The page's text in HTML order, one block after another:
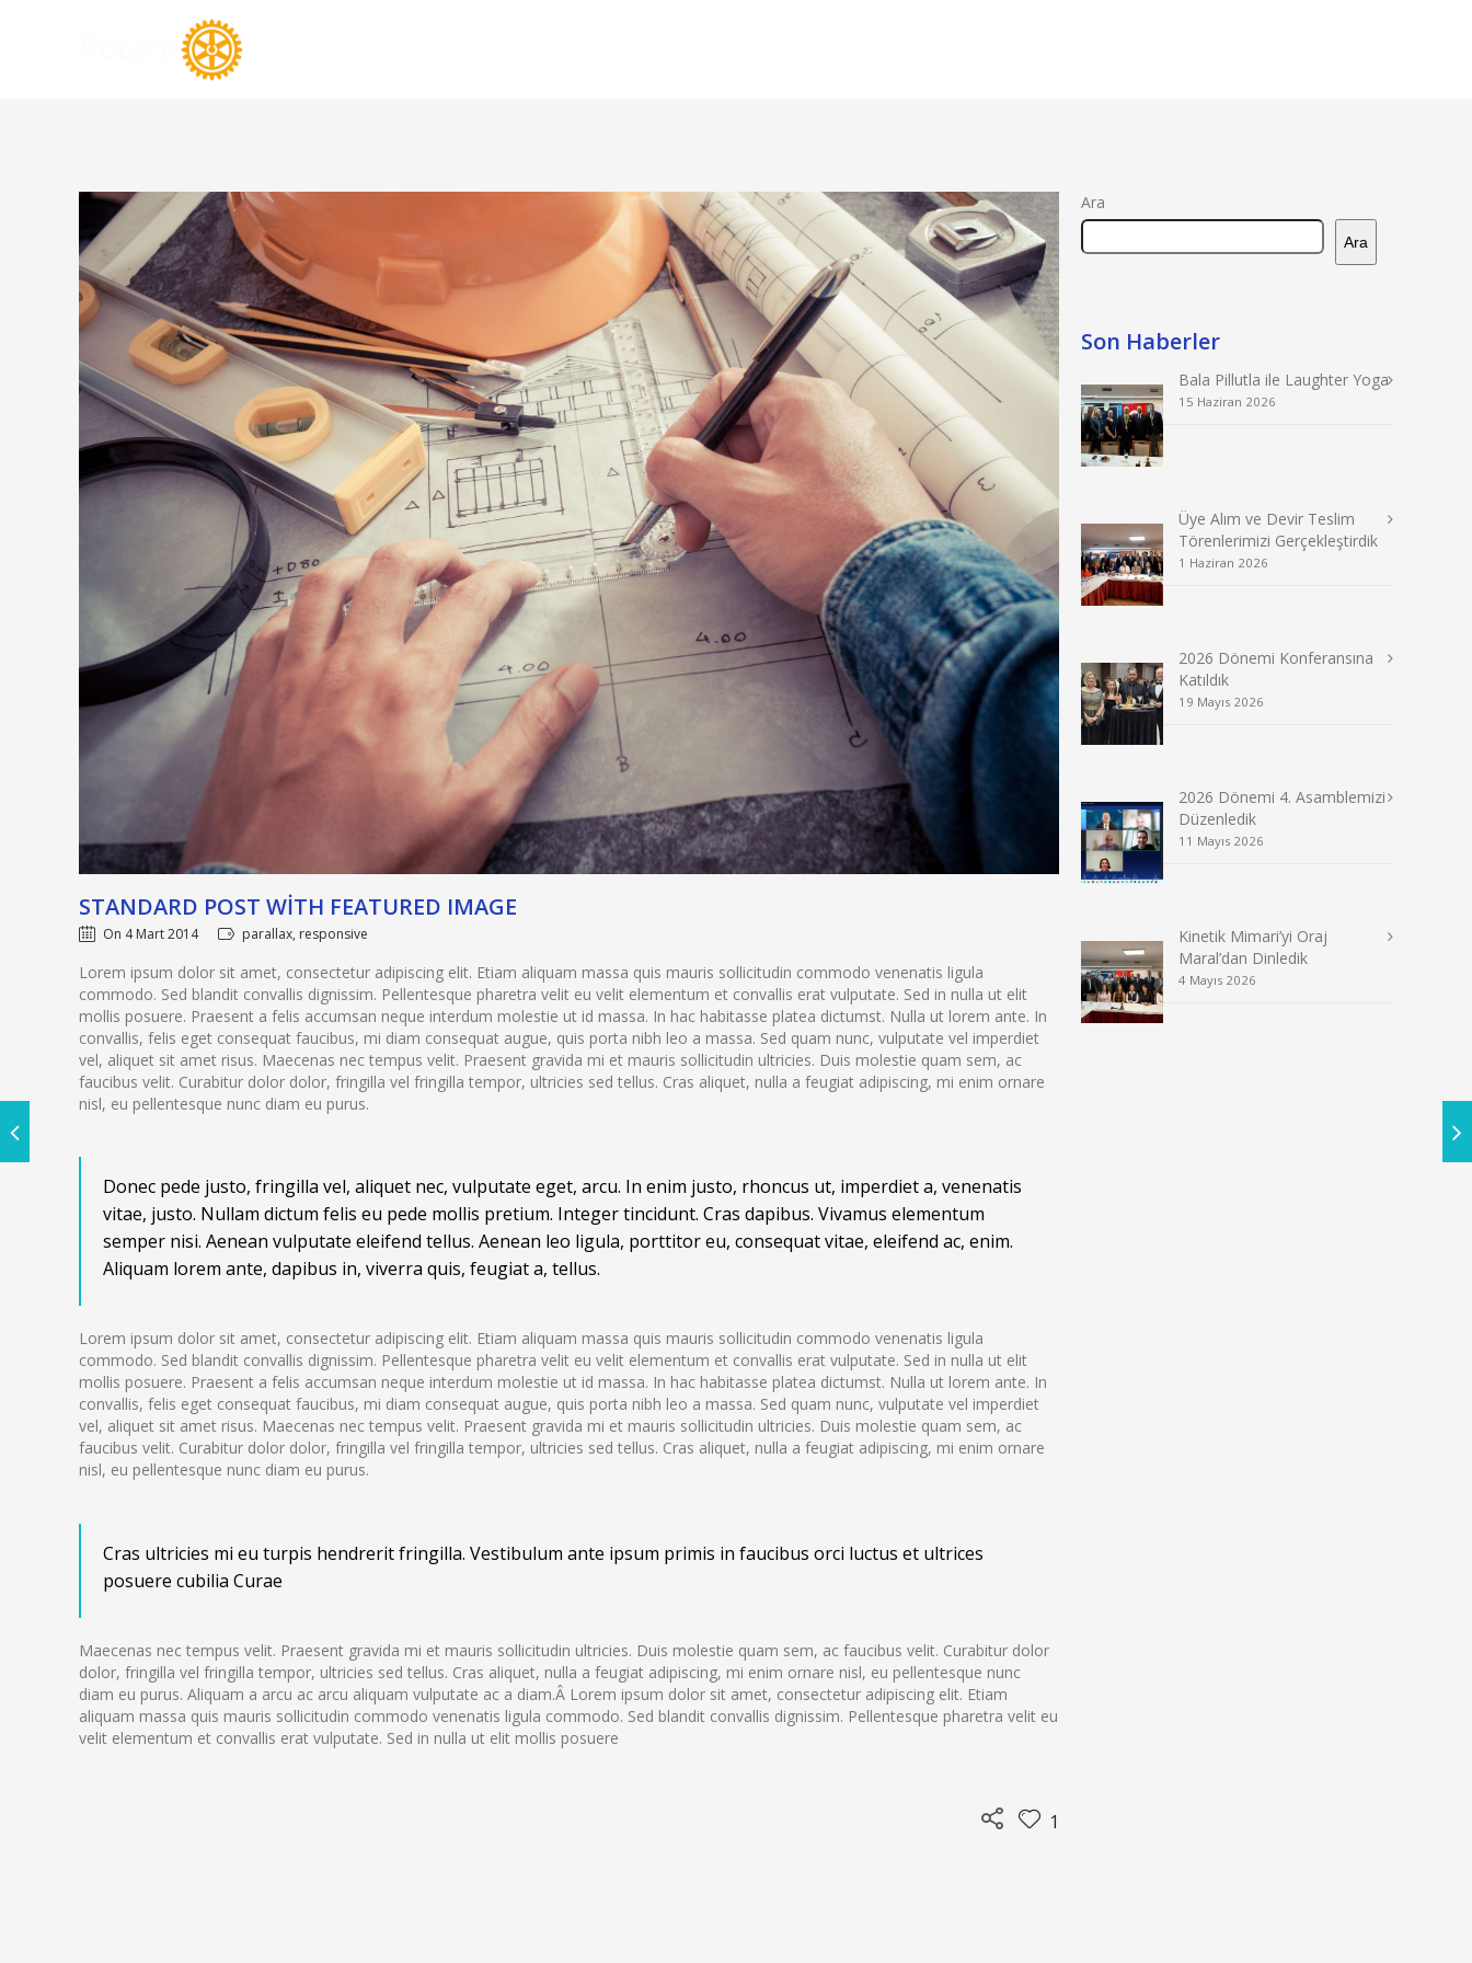
STANDARD POST WITH FEATURED IMAGE
On 4 Mart 2014 parallax, responsive
Lorem ipsum dolor sit amet, consectetur adipiscing elit. Etiam aliquam massa quis mauris sollicitudin commodo venenatis ligula
commodo. Sed blandit convallis dignissim. Pellentesque pharetra velit eu velit elementum et convallis erat vulputate. Sed in nulla ut elit
mollis posuere. Praesent a felis accumsan neque interdum molestie ut id massa. In hac habitasse platea dictumst. Nulla ut lorem ante. In
convallis, felis eget consequat faucibus, mi diam consequat augue, quis porta nibh leo a massa. Sed quam nunc, vulputate vel imperdiet
vel, aliquet sit amet risus. Maecenas nec tempus velit. Praesent gravida mi et mauris sollicitudin ultricies. Duis molestie quam sem, ac
faucibus velit. Curabitur dolor dolor, fringilla vel fringilla tempor, ultricies sed tellus. Cras aliquet, nulla a feugiat adipiscing, mi enim ornare
nisl, eu pellentesque nunc diam eu purus.
Donec pede justo, fringilla vel, aliquet nec, vulputate eget, arcu. In enim justo, rhoncus ut, imperdiet a, venenatis
vitae, justo. Nullam dictum felis eu pede mollis pretium. Integer tincidunt. Cras dapibus. Vivamus elementum
semper nisi. Aenean vulputate eleifend tellus. Aenean leo ligula, porttitor eu, consequat vitae, eleifend ac, enim.
Aliquam lorem ante, dapibus in, viverra quis, feugiat a, tellus.
Lorem ipsum dolor sit amet, consectetur adipiscing elit. Etiam aliquam massa quis mauris sollicitudin commodo venenatis ligula
commodo. Sed blandit convallis dignissim. Pellentesque pharetra velit eu velit elementum et convallis erat vulputate. Sed in nulla ut elit
mollis posuere. Praesent a felis accumsan neque interdum molestie ut id massa. In hac habitasse platea dictumst. Nulla ut lorem ante. In
convallis, felis eget consequat faucibus, mi diam consequat augue, quis porta nibh leo a massa. Sed quam nunc, vulputate vel imperdiet
vel, aliquet sit amet risus. Maecenas nec tempus velit. Praesent gravida mi et mauris sollicitudin ultricies. Duis molestie quam sem, ac
faucibus velit. Curabitur dolor dolor, fringilla vel fringilla tempor, ultricies sed tellus. Cras aliquet, nulla a feugiat adipiscing, mi enim ornare
nisl, eu pellentesque nunc diam eu purus.
Cras ultricies mi eu turpis hendrerit fringilla. Vestibulum ante ipsum primis in faucibus orci luctus et ultrices
posuere cubilia Curae
Maecenas nec tempus velit. Praesent gravida mi et mauris sollicitudin ultricies. Duis molestie quam sem, ac faucibus velit. Curabitur dolor
dolor, fringilla vel fringilla tempor, ultricies sed tellus. Cras aliquet, nulla a feugiat adipiscing, mi enim ornare nisl, eu pellentesque nunc
diam eu purus. Aliquam a arcu ac arcu aliquam vulputate ac a diam.Â Lorem ipsum dolor sit amet, consectetur adipiscing elit. Etiam
aliquam massa quis mauris sollicitudin commodo venenatis ligula commodo. Sed blandit convallis dignissim. Pellentesque pharetra velit eu
velit elementum et convallis erat vulputate. Sed in nulla ut elit mollis posuere
1
Ara
Ara
Son Haberler
Bala Pillutla ile Laughter Yoga
15 Haziran 2026
Üye Alım ve Devir Teslim
Törenlerimizi Gerçekleştirdik
1 Haziran 2026
2026 Dönemi Konferansına
Katıldık
19 Mayıs 2026
2026 Dönemi 4. Asamblemizi
Düzenledik
11 Mayıs 2026
Kinetik Mimari’yi Oraj
Maral’dan Dinledik
4 Mayıs 2026